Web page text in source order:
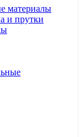
материалы
и прутки